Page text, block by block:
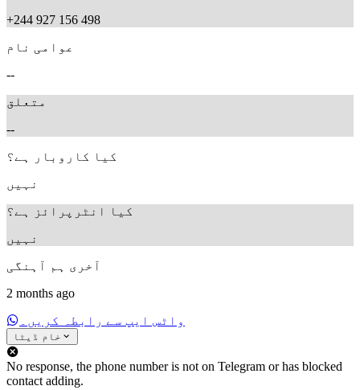
+244 927 156 498
عوامی نام
--
متعلق
--
کیا کاروبار ہے؟
نہیں
کیا انٹرپرائز ہے؟
نہیں
آخری ہم آہنگی
2 months ago
واٹس ایپ سے رابطہ کریں۔
خام ڈیٹا
No response, the phone number is not on Telegram or has blocked
contact adding.